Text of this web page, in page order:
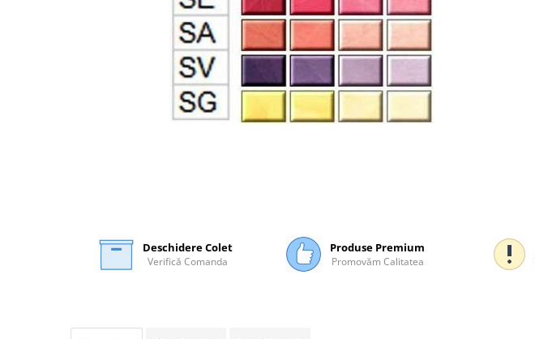
Accesorii Finisaje
Deschidere Colet
Verifică Comanda
Produse Premium
Promovăm Calitatea